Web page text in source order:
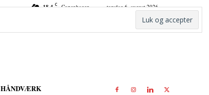
18.4 C Copenhagen torsdag 6. august 2026
HÅNDVÆRK